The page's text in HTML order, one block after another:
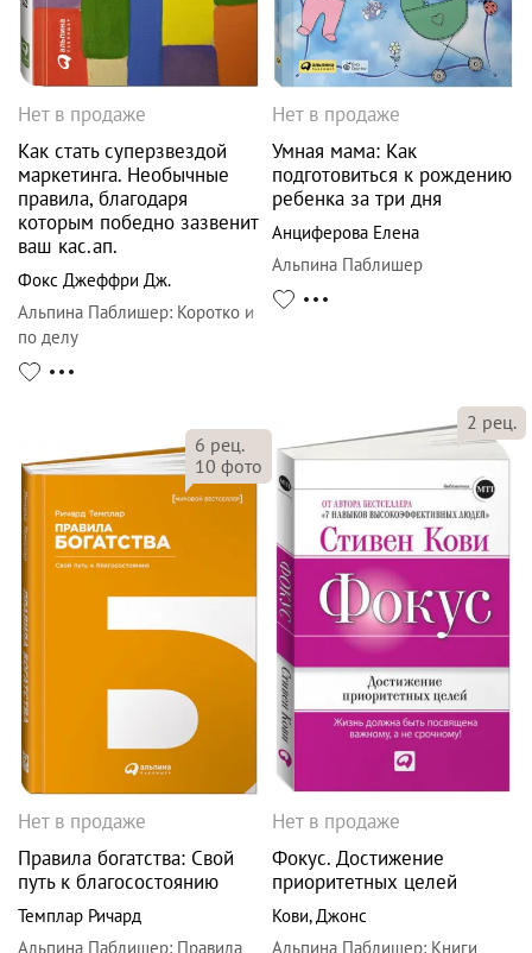
Нет в продаже
Как стать суперзвездой
маркетинга. Необычные
правила, благодаря
которым победно зазвенит
ваш кас.ап.
Фокс Джеффри Дж.
Альпина Паблишер: Коротко и
по делу
Нет в продаже
Умная мама: Как
подготовиться к рождению
ребенка за три дня
Анциферова Елена
Альпина Паблишер
6 рец.
10 фото
Нет в продаже
Правила богатства: Свой
путь к благосостоянию
Темплар Ричард
Альпина Паблишер: Правила
2 рец.
Нет в продаже
Фокус. Достижение
приоритетных целей
Кови,Джонс
Альпина Паблишер: Книги